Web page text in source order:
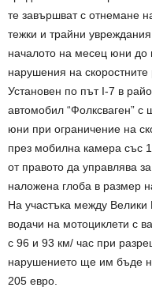
те завършват с отнемане
тежки и трайни
началото на месец юни до
нарушения на скоростните
Установен по път I-7 в
автомобил “Фолксваген” с
юни при ограничение на
през мобилна камера със
от правото да управлява
наложена глоба в размер
На участъка между
водачи на мотоциклети с
с 96 и 93 км/ час при
нарушението ще им бъде
205 евро.